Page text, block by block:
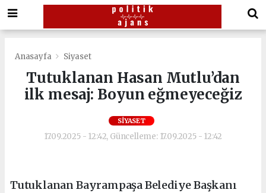
Anasayfa Siyaset
Tutuklanan Hasan Mutlu’dan
ilk mesaj: Boyun eğmeyeceğiz
SIYASET
17.09.2025 - 12:42, Güncelleme: 17.09.2025 - 12:42
Tutuklanan Bayrampaşa Belediye Başkanı